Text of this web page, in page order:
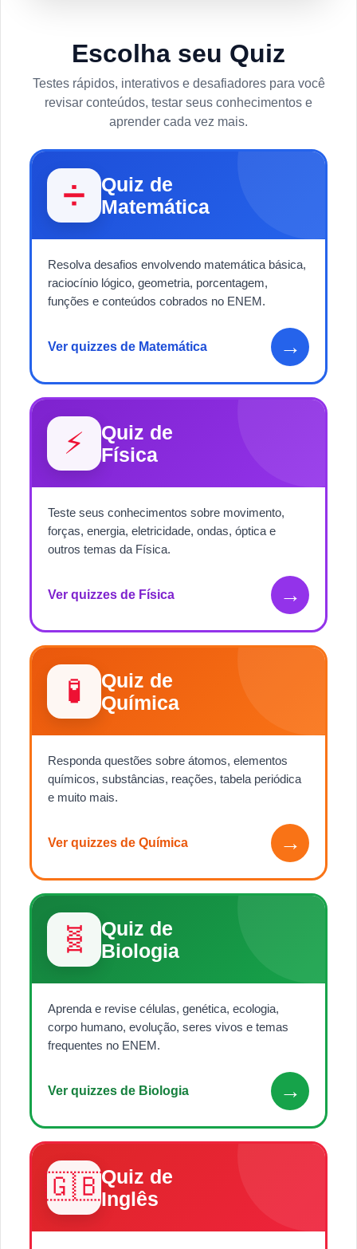
Escolha seu Quiz
Testes rápidos, interativos e desafiadores para você
revisar conteúdos, testar seus conhecimentos e
aprender cada vez mais.
➗
Quiz de
Matemática
Resolva desafios envolvendo matemática básica,
raciocínio lógico, geometria, porcentagem,
funções e conteúdos cobrados no ENEM.
Ver quizzes de Matemática →
⚡
Quiz de
Física
Teste seus conhecimentos sobre movimento,
forças, energia, eletricidade, ondas, óptica e
outros temas da Física.
Ver quizzes de Física →
🧪
Quiz de
Química
Responda questões sobre átomos, elementos
químicos, substâncias, reações, tabela periódica
e muito mais.
Ver quizzes de Química →
🧬
Quiz de
Biologia
Aprenda e revise células, genética, ecologia,
corpo humano, evolução, seres vivos e temas
frequentes no ENEM.
Ver quizzes de Biologia →
🇬🇧Quiz de
Inglês